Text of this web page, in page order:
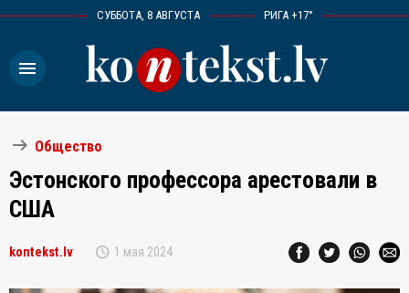
СУББОТА, 8 АВГУСТА РИГА +17°
menu
arrow_right_alt Общество
Эстонского профессора арестовали в
США
kontekst.lv schedule 1 мая 2024